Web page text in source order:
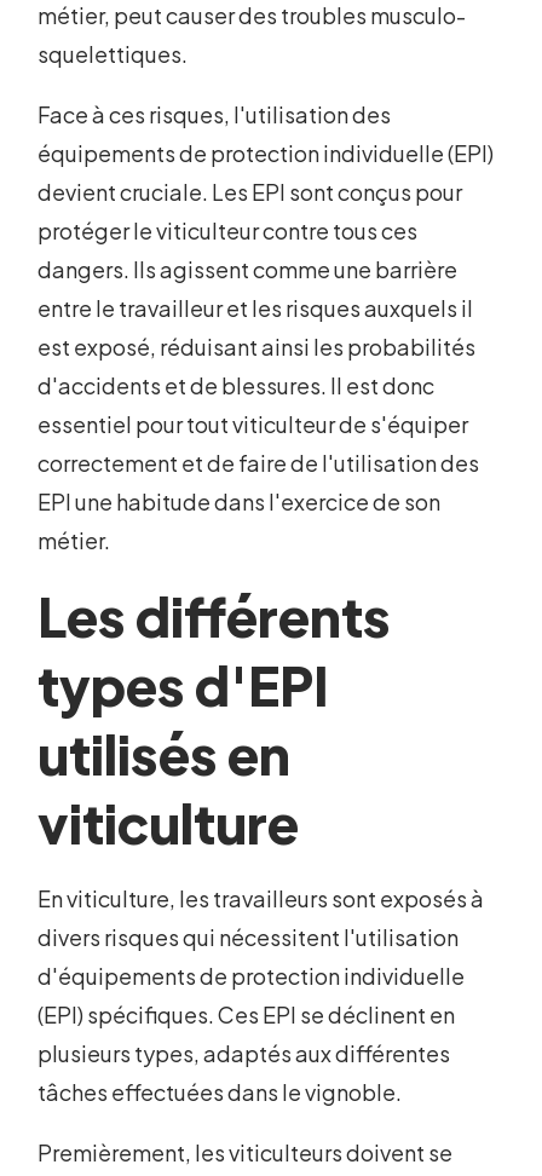
métier, peut causer des troubles musculo-
squelettiques.
Face à ces risques, l'utilisation des
équipements de protection individuelle (EPI)
devient cruciale. Les EPI sont conçus pour
protéger le viticulteur contre tous ces
dangers. Ils agissent comme une barrière
entre le travailleur et les risques auxquels il
est exposé, réduisant ainsi les probabilités
d'accidents et de blessures. Il est donc
essentiel pour tout viticulteur de s'équiper
correctement et de faire de l'utilisation des
EPI une habitude dans l'exercice de son
métier.
Les différents
types d'EPI
utilisés en
viticulture
En viticulture, les travailleurs sont exposés à
divers risques qui nécessitent l'utilisation
d'équipements de protection individuelle
(EPI) spécifiques. Ces EPI se déclinent en
plusieurs types, adaptés aux différentes
tâches effectuées dans le vignoble.
Premièrement, les viticulteurs doivent se